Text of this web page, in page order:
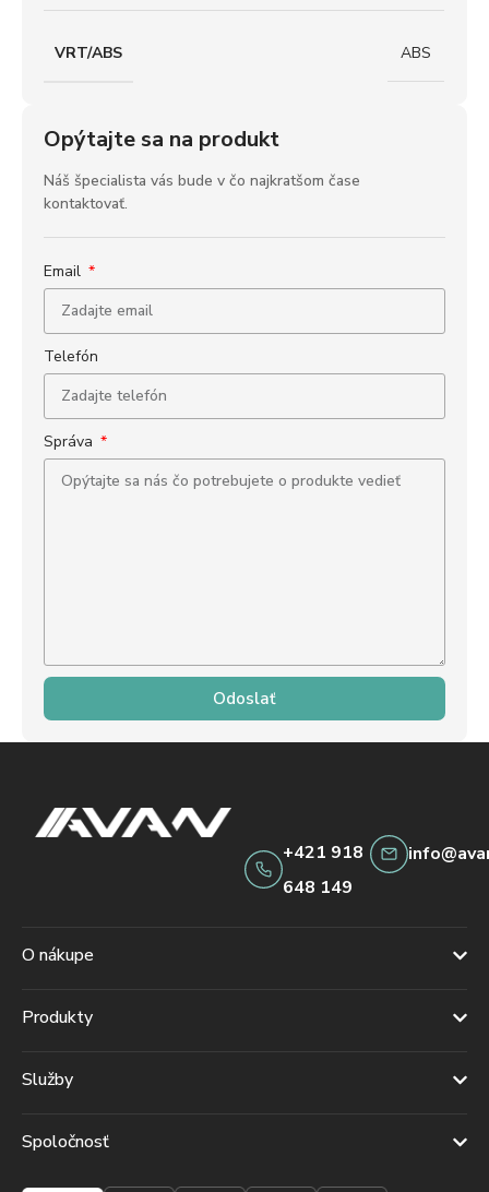
VRT/ABS ABS
Opýtajte sa na produkt
Náš špecialista vás bude v čo najkratšom čase
kontaktovať.
Email
Telefón
Správa
Odoslať
+421 918
648 149
O nákupe
Produkty
Služby
Spoločnosť